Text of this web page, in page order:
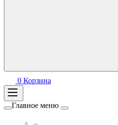
0 Корзина
Главное меню